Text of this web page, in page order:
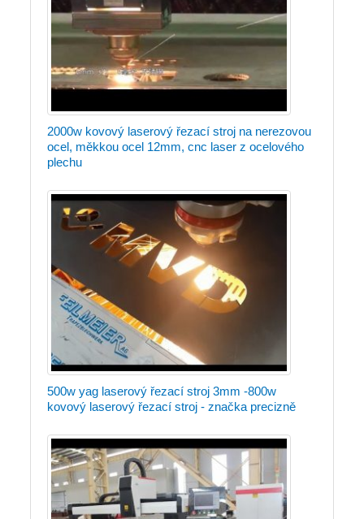
2000w kovový laserový řezací stroj na nerezovou
ocel, měkkou ocel 12mm, cnc laser z ocelového
plechu
500w yag laserový řezací stroj 3mm -800w
kovový laserový řezací stroj - značka precizně